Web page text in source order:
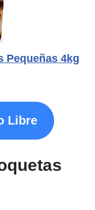
Pequeñas 4kg
Libre